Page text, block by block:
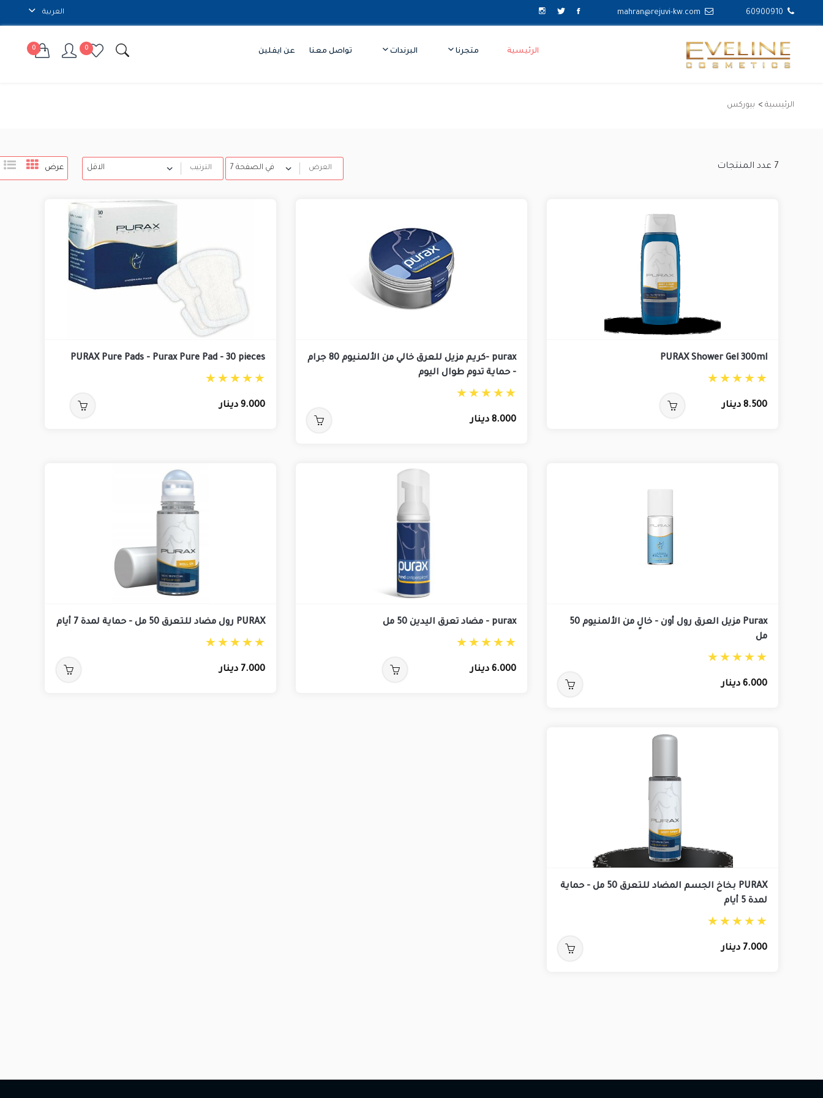
العربية
الرئيسية متجرنا البرندات تواصل معنا عن ايفلين 0
0
الرئيسية بيوركس
7 عدد المنتجات العرض الترتيب عرض
PURAX Shower Gel 300ml
8.500 دينار
purax -كريم مزيل للعرق خالي من الألمنيوم 80 جرام
- حماية تدوم طوال اليوم
8.000 دينار
PURAX Pure Pads - Purax Pure Pad - 30 pieces
9.000 دينار
Purax مزيل العرق رول أون - خالٍ من الألمنيوم 50
مل
6.000 دينار
purax - مضاد تعرق اليدين 50 مل
6.000 دينار
PURAX رول مضاد للتعرق 50 مل - حماية لمدة 7 أيام
7.000 دينار
PURAX بخاخ الجسم المضاد للتعرق 50 مل - حماية
لمدة 5 أيام
7.000 دينار